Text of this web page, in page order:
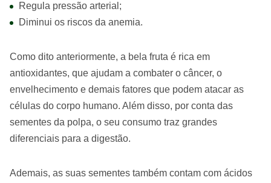
Regula pressão arterial;
Diminui os riscos da anemia.
Como dito anteriormente, a bela fruta é rica em
antioxidantes, que ajudam a combater o câncer, o
envelhecimento e demais fatores que podem atacar as
células do corpo humano. Além disso, por conta das
sementes da polpa, o seu consumo traz grandes
diferenciais para a digestão.
Ademais, as suas sementes também contam com ácidos